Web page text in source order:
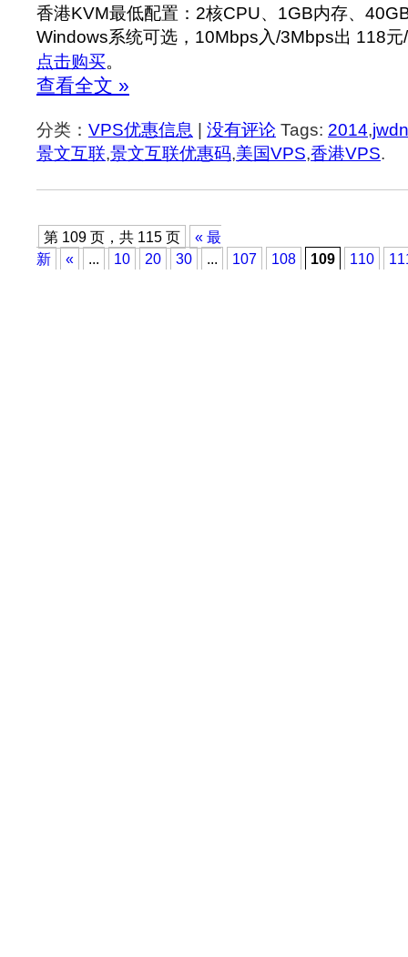
香港KVM最低配置：2核CPU、1GB内存、
Windows系统可选，10Mbps入/3Mbps出 118
点击购买。
查看全文 »
分类： VPS优惠信息 没有评论 Tags: 2014,
景文互联,景文互联优惠码,美国VPS,香港VPS.
第 109 页，共 115 页
« 最
新
« ... 10 20 30 ... 107 108 109 110